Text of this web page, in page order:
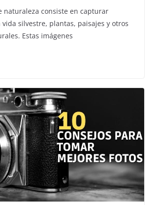
naturaleza consiste en capturar
vida silvestre, plantas, paisajes y otros
Estas imágenes